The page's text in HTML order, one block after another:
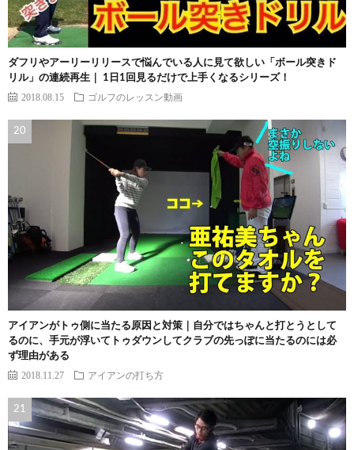
ダフリやアーリーリリースで悩んでいる人に見て欲しい「ボール突きド
リル」の連続再生｜ 1日1回見るだけで上手くなるシリーズ！
2018.08.15 ゴルフのレッスン動画
アイアンがトゥ側に当たる原因と対策｜自分ではちゃんと打とうとして
るのに、手元が浮いてトゥダウンしてクラブの先っぽに当たるのには必
ず理由がある
2018.11.27 アイアンの打ち方